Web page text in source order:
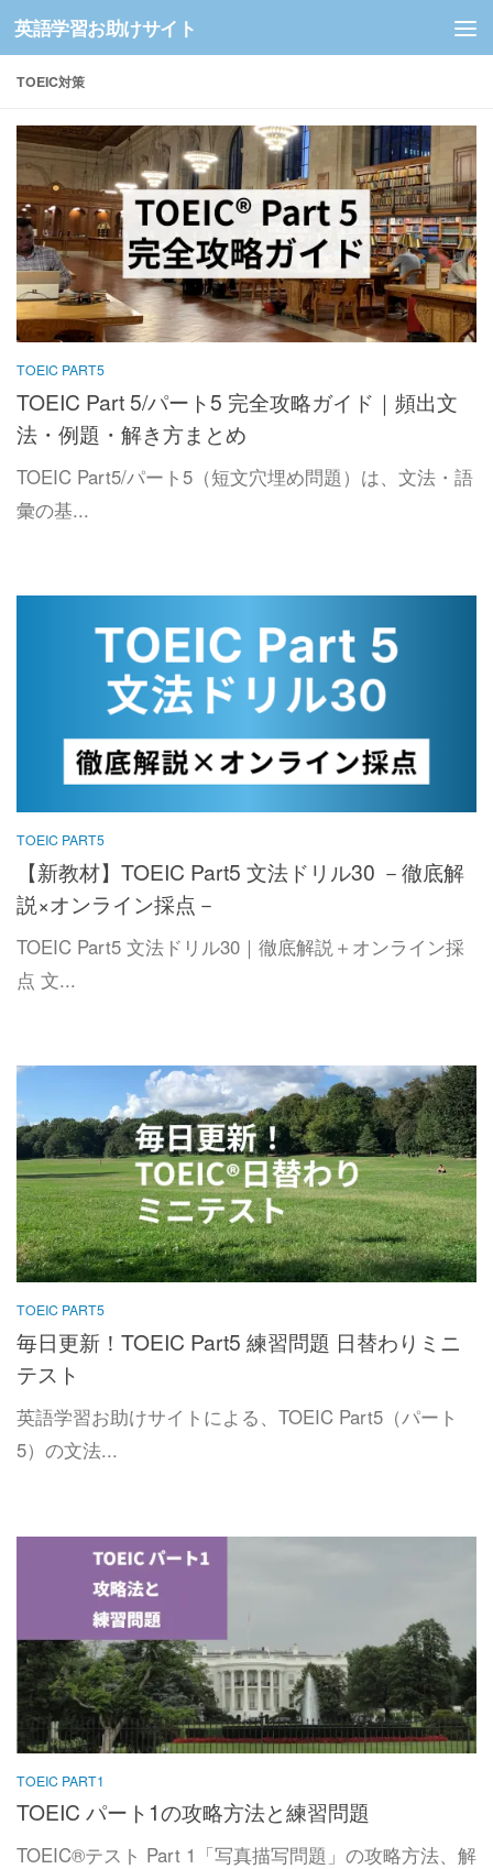
コンテンツへスキップ
英語学習お助けサイト
TOEIC対策
TOEIC PART5
TOEIC Part 5/パート5 完全攻略ガイド｜頻出文
法・例題・解き方まとめ
TOEIC Part5/パート5（短文穴埋め問題）は、文法・語
彙の基...
TOEIC PART5
【新教材】TOEIC Part5 文法ドリル30 －徹底解
説×オンライン採点－
TOEIC Part5 文法ドリル30｜徹底解説＋オンライン採
点 文...
TOEIC PART5
毎日更新！TOEIC Part5 練習問題 日替わりミニ
テスト
英語学習お助けサイトによる、TOEIC Part5（パート
5）の文法...
TOEIC PART1
TOEIC パート1の攻略方法と練習問題
TOEIC®テスト Part 1「写真描写問題」の攻略方法、解